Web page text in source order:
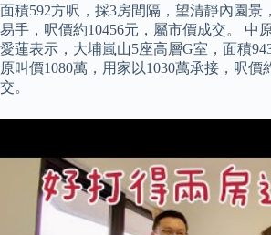
面積592方呎，採3房間隔，望清靜內園景
易手，呎價約10456元，屬市價成交。 中
愛蓮表示，大埔嵐山5座高層G室，面積
原叫價1080萬，用家以1030萬承接，呎價
交。